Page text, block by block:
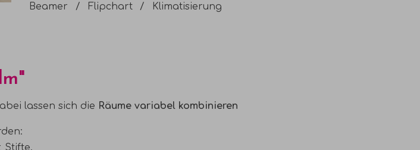
Beamer Flipchart Klimatisierung
lassen sich die Räume variabel kombinieren
Stifte.